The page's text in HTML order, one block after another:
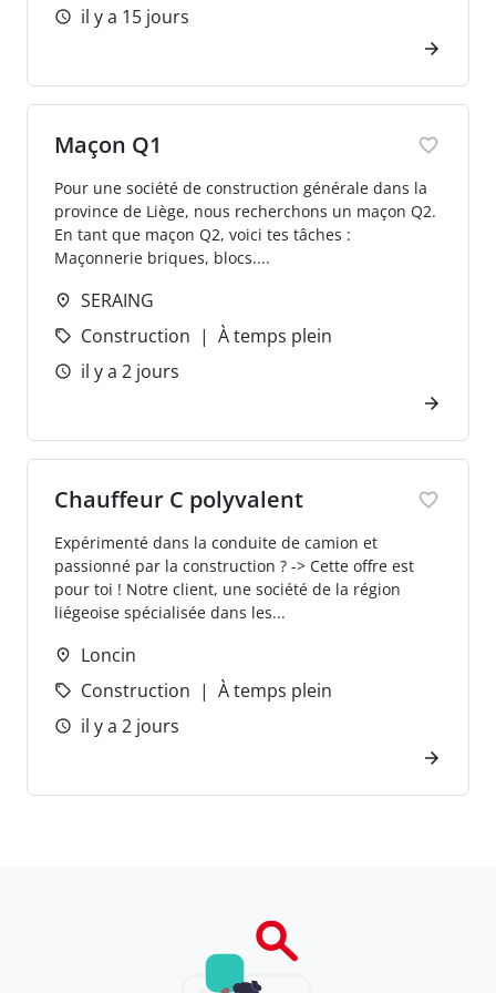
il y a 15 jours
Maçon Q1
Pour une société de construction générale dans la
province de Liège, nous recherchons un maçon Q2.
En tant que maçon Q2, voici tes tâches :
Maçonnerie briques, blocs....
SERAING
Construction
À temps plein
il y a 2 jours
Chauffeur C polyvalent
Expérimenté dans la conduite de camion et
passionné par la construction ? -> Cette offre est
pour toi ! Notre client, une société de la région
liégeoise spécialisée dans les...
Loncin
Construction
À temps plein
il y a 2 jours